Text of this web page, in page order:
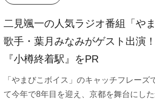
二見颯一の人気ラジオ番組「や
歌手・葉月みなみがゲスト出演
『小樽終着駅』をPR
「やまびこボイス」のキャッチフレーズ
て今年で8年目を迎え、京都を舞台にし